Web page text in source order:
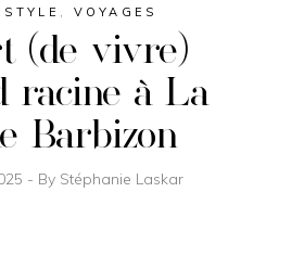
VOYAGES
(de vivre)
racine à La
Barbizon
By Stéphanie Laskar